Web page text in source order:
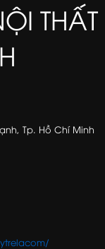
THẤT
Tp. Hồ Chí Minh